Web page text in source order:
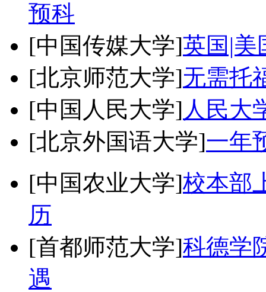
预科
[中国传媒大学]英国|美
[北京师范大学]无需托
[中国人民大学] 人民大
[北京外国语大学]一年
[中国农业大学]校本部
历
[首都师范大学]科德学
遇